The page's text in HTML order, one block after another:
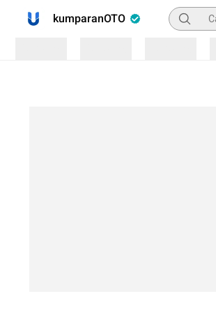
kumparanOTO